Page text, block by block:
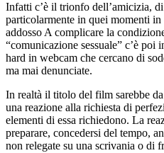
Infatti c’è il trionfo dell’amicizia,
particolarmente in quei momenti
addosso A complicare la
“comunicazione sessuale” c’è poi
hard in webcam che cercano di
ma mai denunciate.
In realtà il titolo del film sarebbe
una reazione alla richiesta di
elementi di essa richiedono. La
preparare, concedersi del tempo,
non relegate su una scrivania o di